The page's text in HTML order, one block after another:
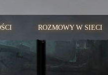
ROZMOWY W SIECI